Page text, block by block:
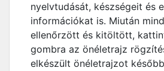
nyelvtudását, készségeit és
információkat is. Miután
ellenőrzött és kitöltött,
gombra az önéletrajz
elkészült önéletrajzot